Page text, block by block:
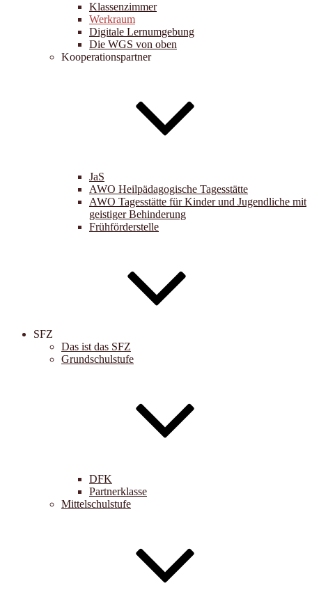
Klassenzimmer
Werkraum
Digitale Lernumgebung
Die WGS von oben
Kooperationspartner
JaS
AWO Heilpädagogische Tagesstätte
AWO Tagesstätte für Kinder und Jugendliche mit
geistiger Behinderung
Frühförderstelle
SFZ
Das ist das SFZ
Grundschulstufe
DFK
Partnerklasse
Mittelschulstufe